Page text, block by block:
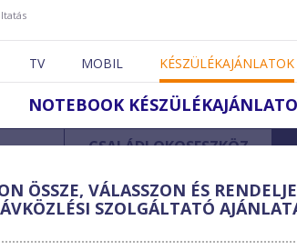
TV MOBIL KÉSZÜLÉKAJÁNLATOK
NOTEBOOK
CSALÁDI OKOSESZKÖZ
készülék.
ÖSSZE, VÁLASSZON ÉS
SZOLGÁLTATÓ